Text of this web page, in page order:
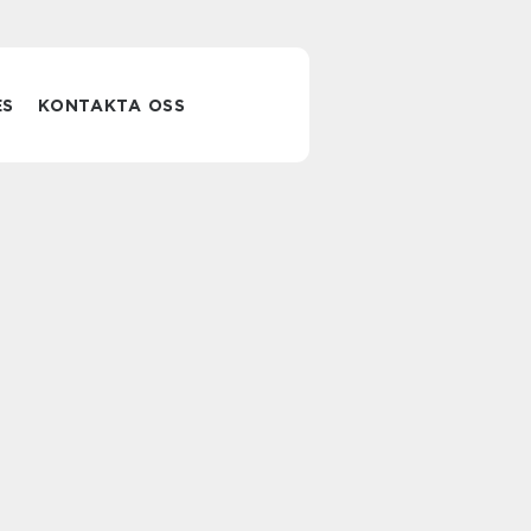
KONTAKTA OSS